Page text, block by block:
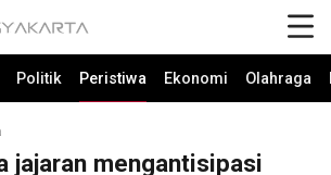
Politik Peristiwa Ekonomi Olahraga
jajaran mengantisipasi